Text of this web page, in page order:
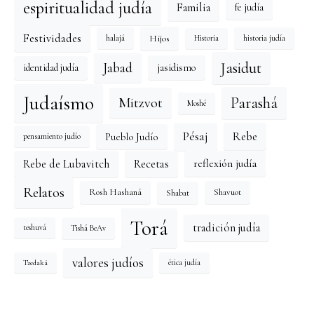
espiritualidad judía Familia fe judía
Festividades halajá Hijos Historia historia judía
identidad judía Jabad jasidismo Jasidut
Judaísmo Mitzvot Moshé Parashá
pensamiento judío Pueblo Judío Pésaj Rebe
Rebe de Lubavitch Recetas reflexión judía
Relatos Rosh Hashaná Shabat Shavuot
teshuvá Tishá BeAv Torá tradición judía
Tzedaká valores judíos ética judía